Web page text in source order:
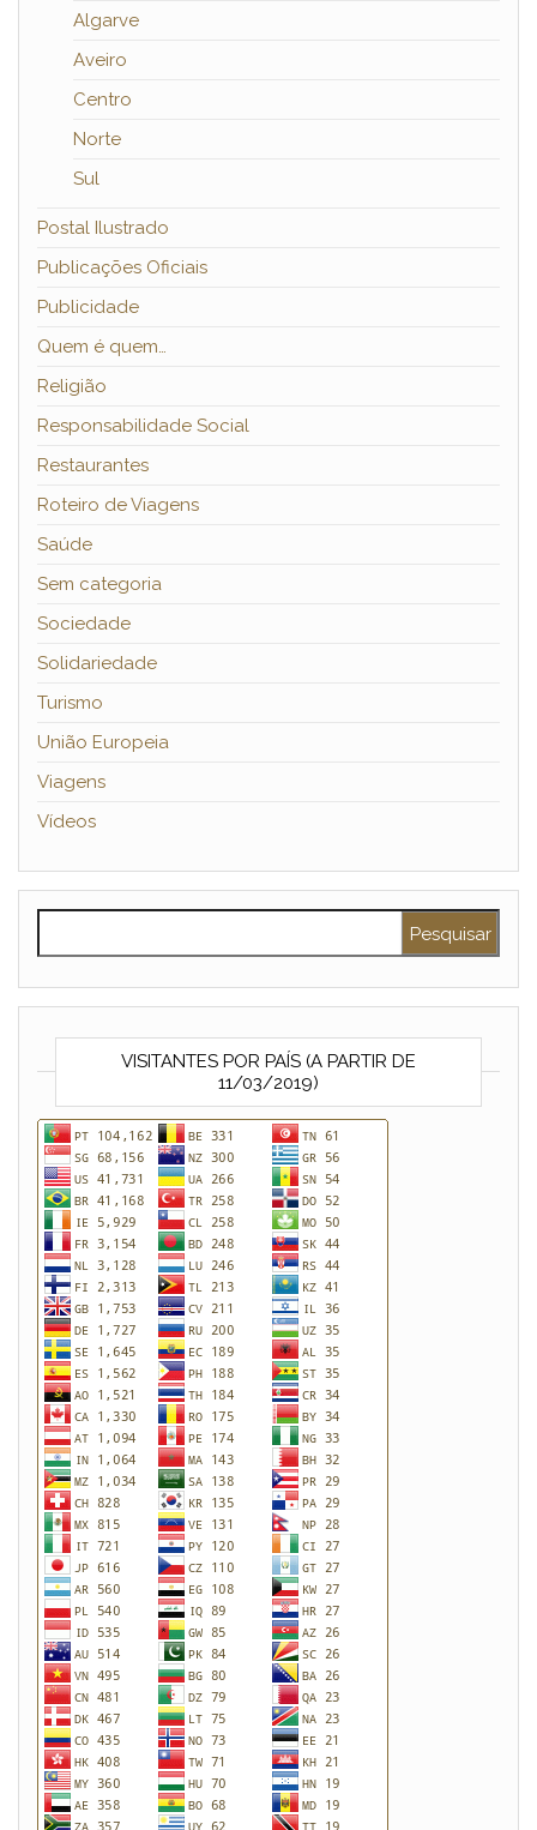
Algarve
Aveiro
Centro
Norte
Sul
Postal Ilustrado
Publicações Oficiais
Publicidade
Quem é quem…
Religião
Responsabilidade Social
Restaurantes
Roteiro de Viagens
Saúde
Sem categoria
Sociedade
Solidariedade
Turismo
União Europeia
Viagens
Vídeos
VISITANTES POR PAÍS (A PARTIR DE
11/03/2019)